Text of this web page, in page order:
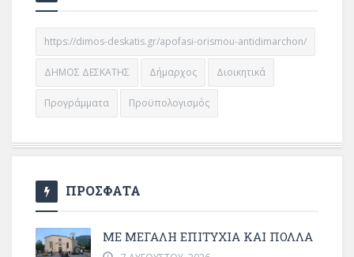
https://dimos-deskatis.gr/apofasi-orismou-antidimarchon/
ΔΗΜΟΣ ΔΕΣΚΑΤΗΣ Δήμαρχος Διοικητικά
Προγράμματα Προϋπολογισμός
ΠΡΟΣΦΑΤΑ
ΜΕ ΜΕΓΆΛΗ ΕΠΙΤΥΧΊΑ ΚΑΙ ΠΟΛΛΆ